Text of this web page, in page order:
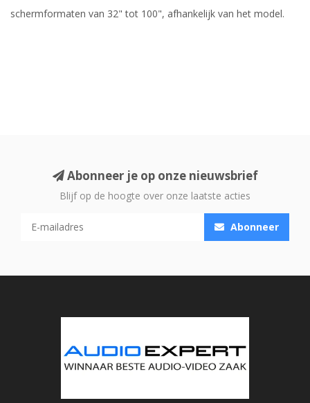
schermformaten van 32" tot 100", afhankelijk van het model.
Abonneer je op onze nieuwsbrief
Blijf op de hoogte over onze laatste acties
Abonneer